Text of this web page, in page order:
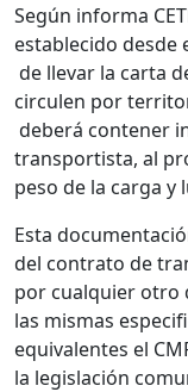
Según informa
establecido desde
de llevar la carta
circulen por
deberá contener
transportista, al
peso de la carga y
Esta
del contrato de
por cualquier otro
las mismas
equivalentes el
la legislación